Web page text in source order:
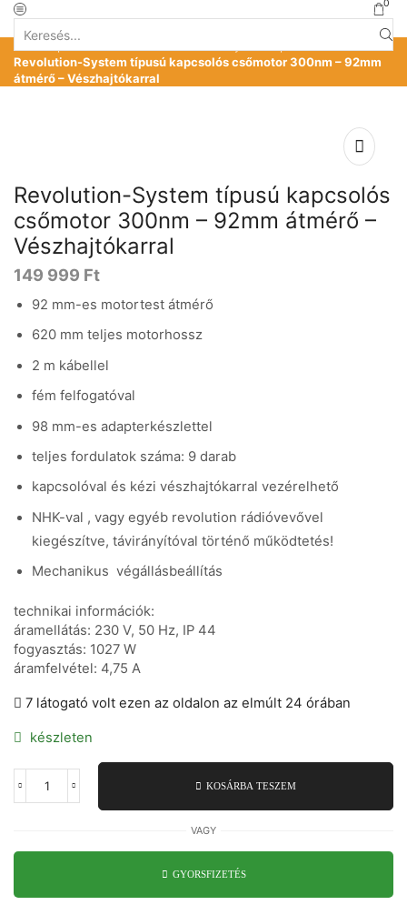
0
input
Revolution-System típusú kapcsolós csőmotor 300nm – 92mm
átmérő – Vészhajtókarral
Revolution-System típusú kapcsolós
csőmotor 300nm – 92mm átmérő –
Vészhajtókarral
149 999 Ft
92 mm-es motortest átmérő
620 mm teljes motorhossz
2 m kábellel
fém felfogatóval
98 mm-es adapterkészlettel
teljes fordulatok száma: 9 darab
kapcsolóval és kézi vészhajtókarral vezérelhető
NHK-val , vagy egyéb revolution rádióvevővel
kiegészítve, távirányítóval történő működtetés!
Mechanikus végállásbeállítás
technikai információk:
áramellátás: 230 V, 50 Hz, IP 44
fogyasztás: 1027 W
áramfelvétel: 4,75 A
7 látogató volt ezen az oldalon az elmúlt 24 órában
készleten
Revolution-
KOSÁRBA TESZEM
VAGY
GYORSFIZETÉS